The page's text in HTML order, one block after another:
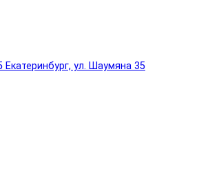
Екатеринбург, ул. Шаумяна 35